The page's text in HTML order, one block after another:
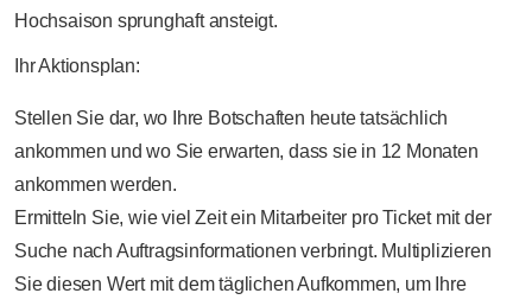
Hochsaison sprunghaft ansteigt.
Ihr Aktionsplan:
Stellen Sie dar, wo Ihre Botschaften heute tatsächlich
ankommen und wo Sie erwarten, dass sie in 12 Monaten
ankommen werden.
Ermitteln Sie, wie viel Zeit ein Mitarbeiter pro Ticket mit der
Suche nach Auftragsinformationen verbringt. Multiplizieren
Sie diesen Wert mit dem täglichen Aufkommen, um Ihre